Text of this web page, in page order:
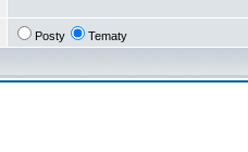
Posty Tematy